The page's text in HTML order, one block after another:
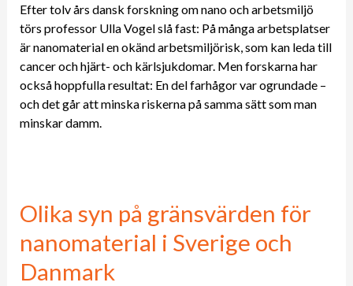
Efter tolv års dansk forskning om nano och arbetsmiljö
törs professor Ulla Vogel slå fast: På många arbetsplatser
är nanomaterial en okänd arbetsmiljörisk, som kan leda till
cancer och hjärt- och kärlsjukdomar. Men forskarna har
också hoppfulla resultat: En del farhågor var ogrundade –
och det går att minska riskerna på samma sätt som man
minskar damm.
Olika syn på gränsvärden för
nanomaterial i Sverige och
Danmark